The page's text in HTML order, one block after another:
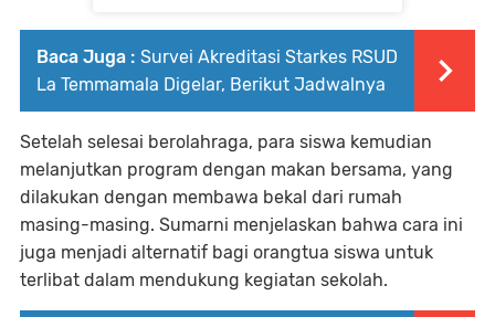
Baca Juga : Survei Akreditasi Starkes RSUD
La Temmamala Digelar, Berikut Jadwalnya
Setelah selesai berolahraga, para siswa kemudian
melanjutkan program dengan makan bersama, yang
dilakukan dengan membawa bekal dari rumah
masing-masing. Sumarni menjelaskan bahwa cara ini
juga menjadi alternatif bagi orangtua siswa untuk
terlibat dalam mendukung kegiatan sekolah.